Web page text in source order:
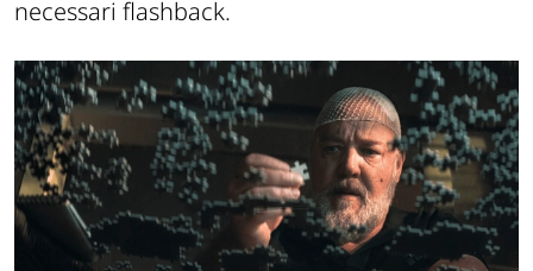
necessari flashback.